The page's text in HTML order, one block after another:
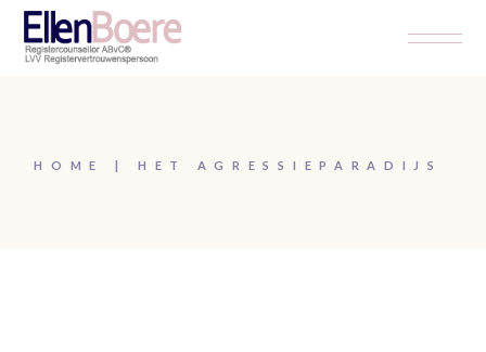
Skip
content
HOME HET AGRESSIEPARADIJS